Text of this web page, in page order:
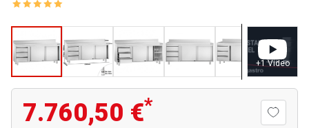
+1 Video
7.760,50 €*